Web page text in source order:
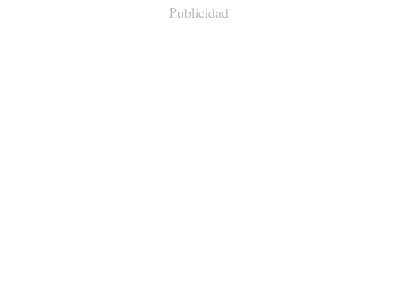
Publicidad